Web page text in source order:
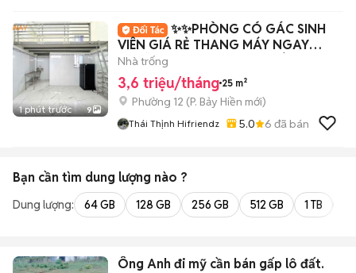
1 phút trước 9
✨✨PHÒNG CÓ GÁC SINH
VIÊN GIÁ RẺ THANG MÁY NGAY
TRƯỜNG CHINH CỘNG HOÀ
Nhà trống
3,6 triệu/tháng 25 m²
Phường 12 (P. Bảy Hiền mới)
Thái Thịnh Hifriendz 5.0 6 đã bán
Bạn cần tìm dung lượng nào ?
Dung lượng: 64 GB 128 GB 256 GB 512 GB 1 TB
Ông Anh đi mỹ cần bán gấp lô đất.